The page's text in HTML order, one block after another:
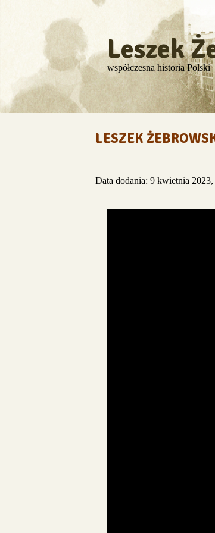
Leszek
współczesna historia Polski
LESZEK
Data dodania: 9 kwietnia